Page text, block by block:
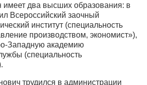
имеет два высших образования: в
Всероссийский заочный
институт (специальность
производством, экономист»),
Западную академию
(специальность
трудился в администрации